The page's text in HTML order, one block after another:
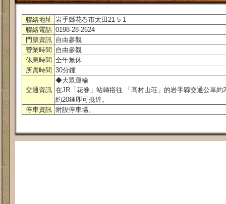
聯絡地址 岩手縣花巻市太田21-5-1
聯絡電話 0198-28-2624
門票資訊 自由參觀
營業時間
自由參觀
休息時間 全年無休
所需時間 30分鍾
交通資訊
◆大眾運輸
在JR「花巻」站轉搭往 「高村山荘」的岩手縣交通公車
約20鍾即可抵達。
停車資訊 附設停車場。